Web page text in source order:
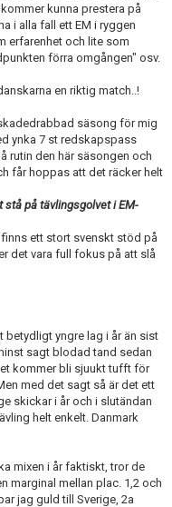
kunna prestera på
i alla fall ett EM i ryggen
erfarenhet och lite som
förra omgången" osv.
en riktig match..!
säsong för mig
ynka 7 st redskapspass
rutin den här säsongen och
får hoppas att det räcker helt
stå på tävlingsgolvet i EM-
ett stort svenskt stöd på
det vara full fokus på att slå
betydligt yngre lag i år än sist
sagt blodad tand sedan
kommer bli sjuukt tufft för
med det sagt så är det ett
skickar i år och i slutändan
helt enkelt. Danmark
mixen i år faktiskt, tror de
marginal mellan plac. 1,2 och
jag guld till Sverige, 2a